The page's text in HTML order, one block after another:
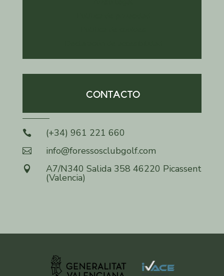
CONTACTO
 (+34) 961 221 660
 info@foressosclubgolf.com
 A7/N340 Salida 358 46220 Picassent
(Valencia)